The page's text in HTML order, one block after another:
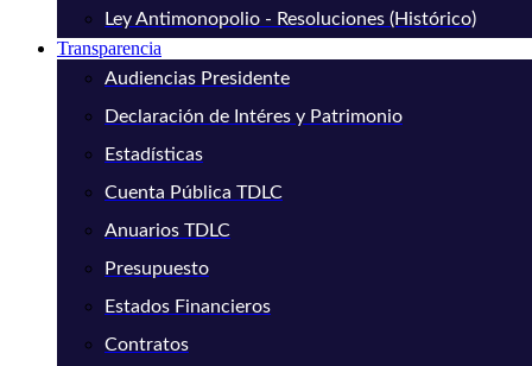
Ley Antimonopolio - Resoluciones (Histórico)
Transparencia
Audiencias Presidente
Declaración de Intéres y Patrimonio
Estadísticas
Cuenta Pública TDLC
Anuarios TDLC
Presupuesto
Estados Financieros
Contratos